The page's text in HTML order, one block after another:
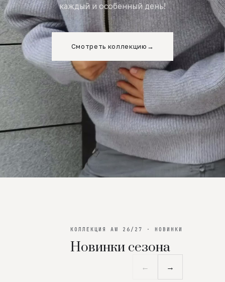
каждый и особенный день!
Смотреть коллекцию →
КОЛЛЕКЦИЯ AW 26/27 · НОВИНКИ
Новинки сезона
← →